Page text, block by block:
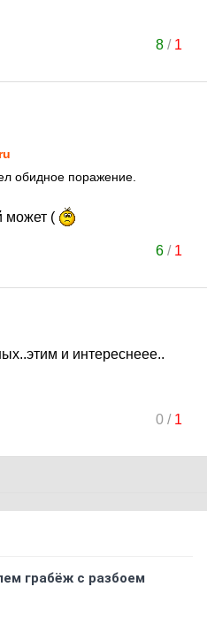
8/ 1
обидное поражение.
может (
6/ 1
и интереснеее..
0/ 1
грабёж с разбоем